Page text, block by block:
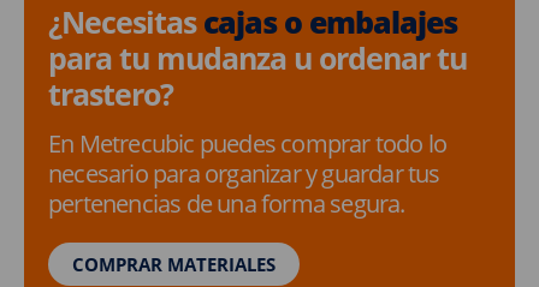
¿Necesitascajas o embalajes
para tu mudanza u ordenar tu
trastero?
En Metrecubic puedes comprar todo lo
necesario para organizar y guardar tus
pertenencias de una forma segura.
COMPRAR MATERIALES